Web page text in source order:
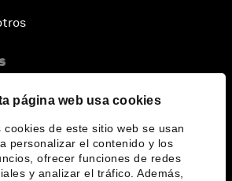
página web usa cookies
cookies de este sitio web se usan
personalizar el contenido y los
ofrecer funciones de redes
y analizar el tráfico. Además,
el Foro
idiomas